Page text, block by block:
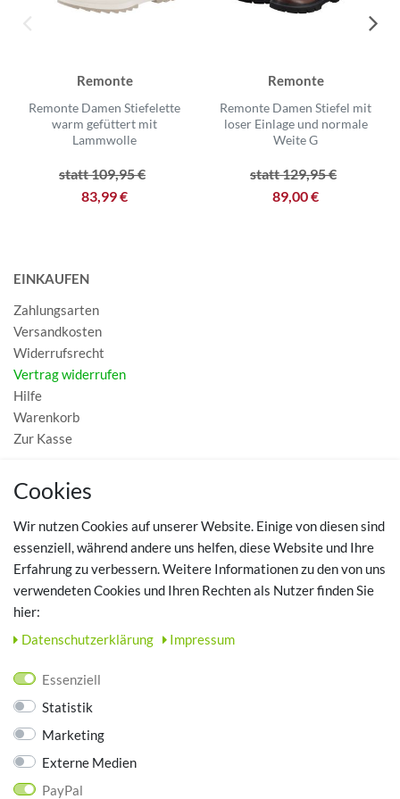
Remonte
Remonte Damen Stiefelette
warm gefüttert mit
Lammwolle
statt 109,95 €
83,99 €
Remonte
Remonte Damen Stiefel mit
loser Einlage und normale
Weite G
statt 129,95 €
89,00 €
EINKAUFEN
Zahlungsarten
Versandkosten
Widerrufsrecht
Vertrag widerrufen
Hilfe
Warenkorb
Zur Kasse
MEIN KONTO
TOP SCHUHTHEMEN
Hausschuhe - Bequeme Schuhe für zuhause
Datenschutz
AGB
Impressum
Cookies
Wir nutzen Cookies auf unserer Website. Einige von diesen sind
essenziell, während andere uns helfen, diese Website und Ihre
Erfahrung zu verbessern. Weitere Informationen zu den von uns
verwendeten Cookies und Ihren Rechten als Nutzer finden Sie
hier:
Daten­schutz­erklärung
Impressum
Essenziell
Statistik
Marketing
Externe Medien
PayPal